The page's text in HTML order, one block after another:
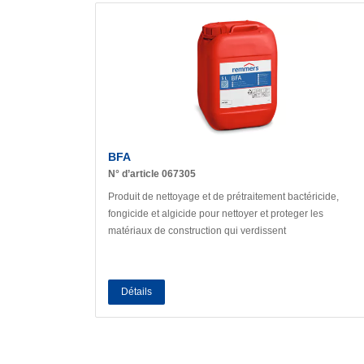
BFA
N° d’article 067305
Produit de nettoyage et de prétraitement bactéricide,
fongicide et algicide pour nettoyer et proteger les
matériaux de construction qui verdissent
Détails